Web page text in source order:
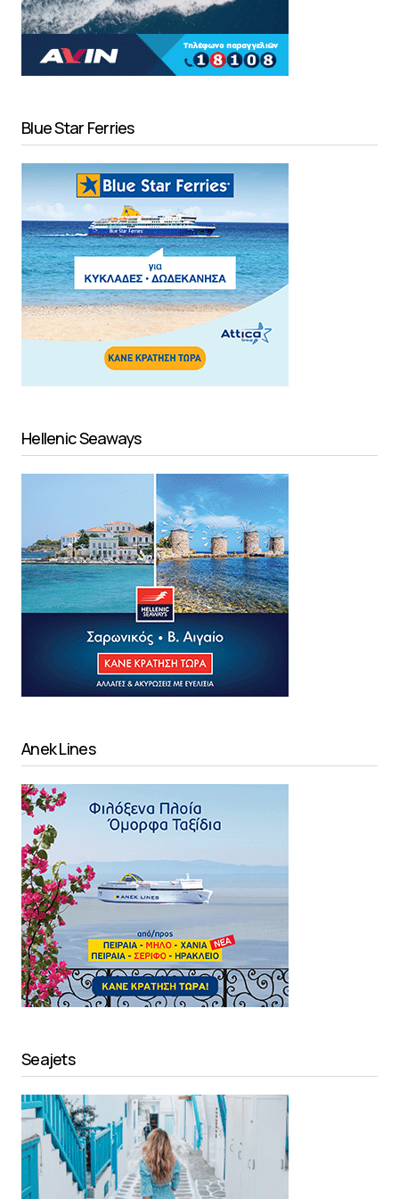
Blue Star Ferries
Hellenic Seaways
Anek Lines
Seajets